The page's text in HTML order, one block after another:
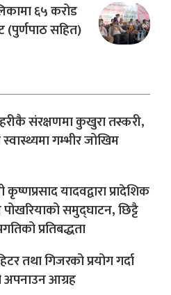
६५ करोड
सहित)
संरक्षणमा कुखुरा तस्करी,
गम्भीर जोखिम
कृष्णप्रसाद यादवद्वारा प्रादेशिक
समुद्घाटन, छिट्टै
प्रतिबद्धता
तथा गिजरको प्रयोग गर्दा
अपनाउन आग्रह